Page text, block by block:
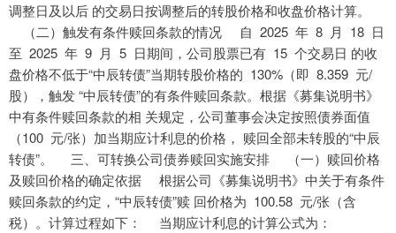
调整日及以后 的交易日按调整后的转股价格和收盘价格计算。
（二）触发有条件赎回条款的情况 自 2025 年 8 月 18 日
至 2025 年 9 月 5 日期间，公司股票已有 15 个交易日 的收
盘价格不低于“中辰转债”当期转股价格的 130%（即 8.359 元/
股），触发 “中辰转债”的有条件赎回条款。根据《募集说明书》
中有条件赎回条款的相 关规定，公司董事会决定按照债券面值
（100 元/张）加当期应计利息的价格， 赎回全部未转股的“中辰
转债”。 三、可转换公司债券赎回实施安排 （一）赎回价格
及赎回价格的确定依据 根据公司《募集说明书》中关于有条件
赎回条款的约定，“中辰转债”赎 回价格为 100.58 元/张（含
税）。计算过程如下： 当期应计利息的计算公式为：